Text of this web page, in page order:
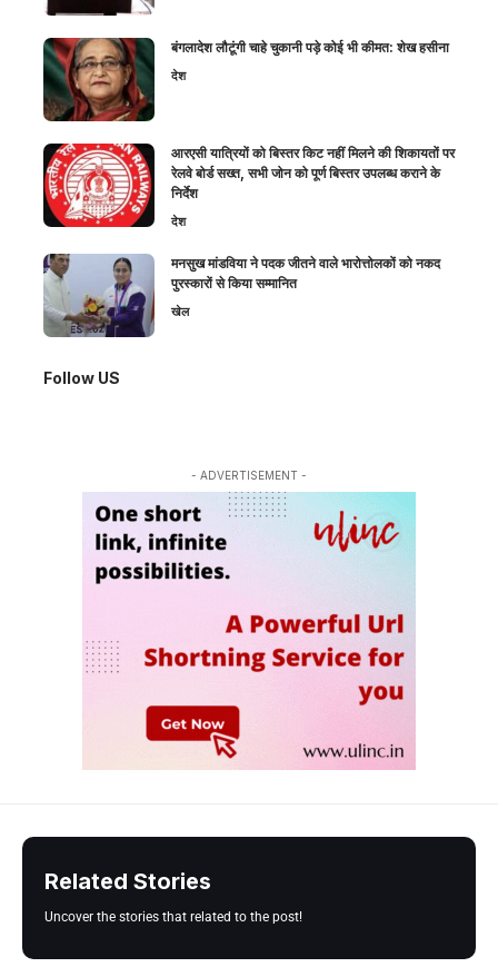
बंगलादेश लौटूंगी चाहे चुकानी पड़े कोई भी कीमत: शेख हसीना
देश
आरएसी यात्रियों को बिस्तर किट नहीं मिलने की शिकायतों पर
रेलवे बोर्ड सख्त, सभी जोन को पूर्ण बिस्तर उपलब्ध कराने के
निर्देश
देश
मनसुख मांडविया ने पदक जीतने वाले भारोत्तोलकों को नकद
पुरस्कारों से किया सम्मानित
खेल
Follow US
- ADVERTISEMENT -
Related Stories
Uncover the stories that related to the post!